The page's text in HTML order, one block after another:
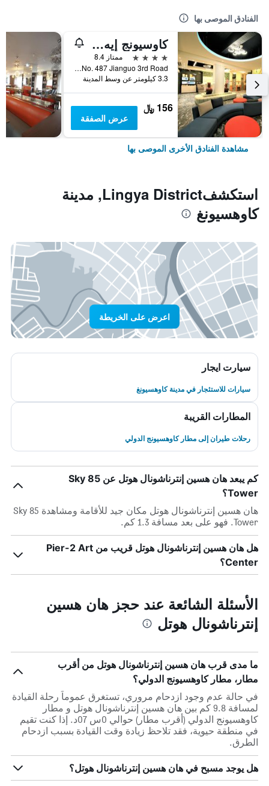
الفنادق الموصى بها
كاوسيونج إيه هوتل
4 نجوم
ممتاز 8.4
No. 487 Jianguo 3rd Road, مدينة كاوهسيونغ, تايوان
3.3 كيلومتر عن وسط المدينة
156 ﷼
عرض الصفقة
مشاهدة الفنادق الأخرى الموصى بها
استكشفLingya District, مدينة
كاوهسيونغ
اعرض على الخريطة
سيارت ايجار
سيارات للاستئجار في مدينة كاوهسيونغ
المطارات القريبة
رحلات طيران إلى مطار كاوهسيونج الدولي
كم يبعد هان هسين إنترناشونال هوتل عن 85 Sky
Tower؟
هان هسين إنترناشونال هوتل مكان جيد للأقامة ومشاهدة 85 Sky
Tower. فهو على بعد مسافة 1.3 كم.
هل هان هسين إنترناشونال هوتل قريب من Pier-2 Art
Center؟
الأسئلة الشائعة عند حجز هان هسين
إنترناشونال هوتل
ما مدى قرب هان هسين إنترناشونال هوتل من أقرب
مطار، مطار كاوهسيونج الدولي؟
في حالة عدم وجود ازدحام مروري، تستغرق عموماً رحلة القيادة
لمسافة 9.8 كم بين هان هسين إنترناشونال هوتل و مطار
كاوهسيونج الدولي (أقرب مطار) حوالي 0س 07د. إذا كنت تقيم
في منطقة حيوية، فقد تلاحظ زيادة وقت القيادة بسبب ازدحام
الطرق.
هل يوجد مسبح في هان هسين إنترناشونال هوتل؟